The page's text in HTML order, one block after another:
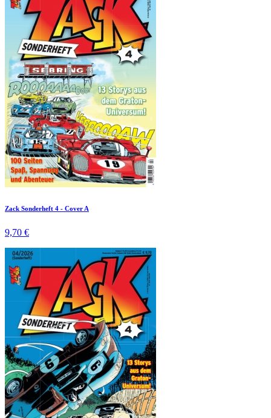
Zack Sonderheft 4 - Cover A
9,70 €